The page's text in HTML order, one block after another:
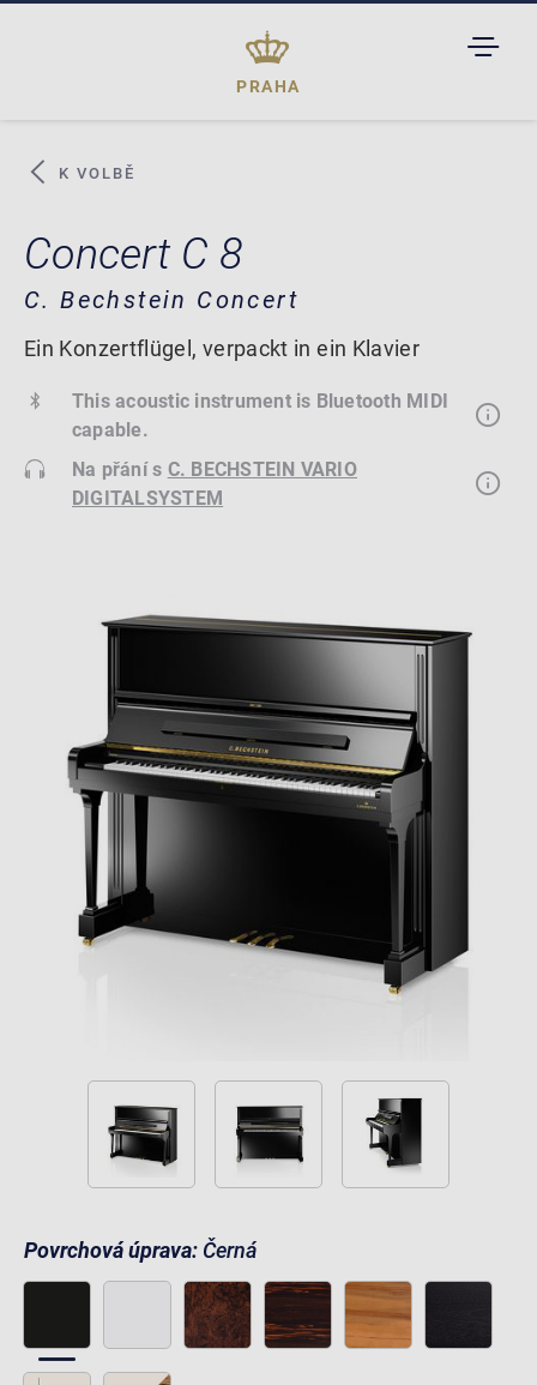
PRAHA
K VOLBĚ
Concert C 8
C. Bechstein Concert
Ein Konzertflügel, verpackt in ein Klavier
This acoustic instrument is Bluetooth MIDI
capable.
Na přání s C. BECHSTEIN VARIO
DIGITALSYSTEM
Povrchová úprava: Černá